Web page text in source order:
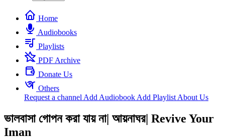
Home
Audiobooks
Playlists
PDF Archive
Donate Us
Others
Request a channel Add Audiobook Add Playlist About Us
ভালবাসা গোপন করা যায় না| আয়নাঘর| Revive Your
Iman